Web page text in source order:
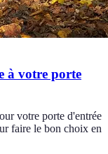
à votre porte
votre porte d'entrée
faire le bon choix en